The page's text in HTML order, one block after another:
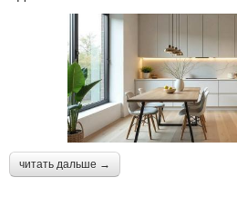
читать дальше →